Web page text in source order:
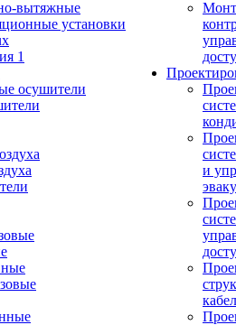
вытяжные
установки
1
осушители
и